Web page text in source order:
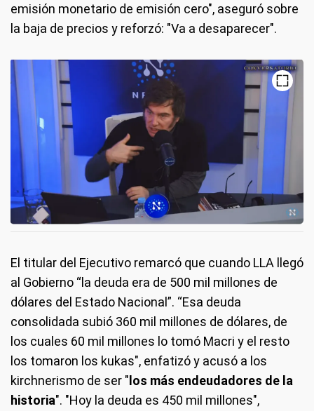
emisión monetario de emisión cero", aseguró sobre
la baja de precios y reforzó: "Va a desaparecer".
El titular del Ejecutivo remarcó que cuando LLA llegó
al Gobierno “la deuda era de 500 mil millones de
dólares del Estado Nacional”. “Esa deuda
consolidada subió 360 mil millones de dólares, de
los cuales 60 mil millones lo tomó Macri y el resto
los tomaron los kukas", enfatizó y acusó a los
kirchnerismo de ser "los más endeudadores de la
historia". "Hoy la deuda es 450 mil millones",